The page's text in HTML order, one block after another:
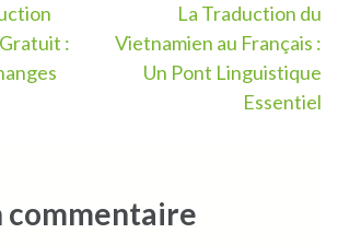
:
La Traduction du
Vietnamien au Français :
Un Pont Linguistique
Essentiel
commentaire